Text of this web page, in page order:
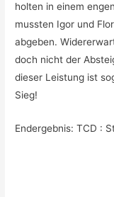
holten in einem
mussten Igor und
abgeben.
doch nicht der
dieser Leistung ist
Sieg!
Endergebnis: TCD :